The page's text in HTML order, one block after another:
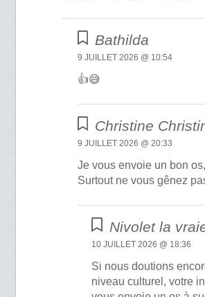
Bathilda
9 JUILLET 2026 @ 10:54
👍😅
Christine
9 JUILLET 2026 @ 20:33
Je vous envoie un bon
Surtout ne vous gênez
Nivolet la
10 JUILLET 2026 @ 18:36
Si nous doutions
niveau culturel, votre